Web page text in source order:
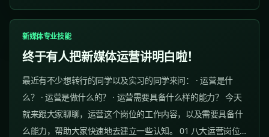
新媒体专业技能
终于有人把新媒体运营讲明白啦！
最近有不少想转行的同学以及实习的同学来问： · 运营是什
么？ · 运营是做什么的？ · 运营需要具备什么样的能力？ 今天
就来跟大家聊聊，运营这个岗位的工作内容，以及需要具备什
么能力，帮助大家快速地去建立一些认知。 01 八大运营岗位